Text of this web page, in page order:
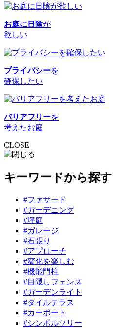
お庭に日陰が
欲しい
プライバシーを
確保したい
バリアフリーを
考えたお庭
CLOSE
キーワードから探す
#ファサード
#ガーデニング
#坪庭
#ガレージ
#石張り
#アプローチ
#変化を楽しむ
#機能門柱
#目隠しフェンス
#ガーデンライト
#タイルテラス
#カーポート
#シンボルツリー